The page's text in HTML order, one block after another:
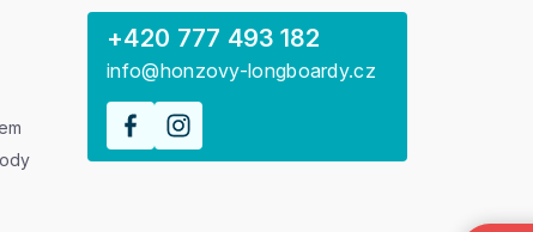
+420 777 493 182
info@honzovy-longboardy.cz